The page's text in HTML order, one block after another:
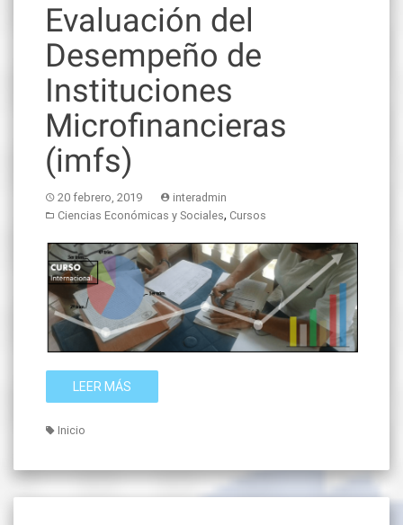
Evaluación del
Desempeño de
Instituciones
Microfinancieras
(imfs)
20 febrero, 2019
interadmin
Ciencias Económicas y Sociales, Cursos
LEER MÁS
Inicio